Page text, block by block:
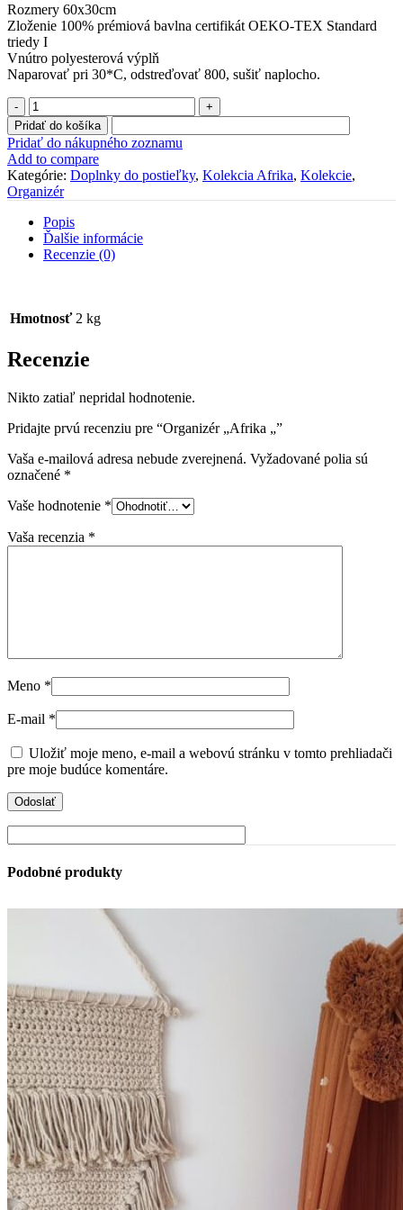
Rozmery 60x30cm
Zloženie 100% prémiová bavlna certifikát OEKO-TEX Standard
triedy I
Vnútro polyesterová výplň
Naparovať pri 30*C, odstreďovať 800, sušiť naplocho.
množstvo
Organizér
"Afrika
"
Pridať do košíka
Pridať do nákupného zoznamu
Add to compare
Kategórie: Doplnky do postieľky, Kolekcia Afrika, Kolekcie,
Organizér
Popis
Ďalšie informácie
Recenzie (0)
Hmotnosť 2 kg
Recenzie
Nikto zatiaľ nepridal hodnotenie.
Pridajte prvú recenziu pre “Organizér „Afrika „”
Vaša e-mailová adresa nebude zverejnená. Vyžadované polia sú
označené *
Vaše hodnotenie *
Vaša recenzia *
Meno *
E-mail *
Uložiť moje meno, e-mail a webovú stránku v tomto prehliadači
pre moje budúce komentáre.
Podobné produkty